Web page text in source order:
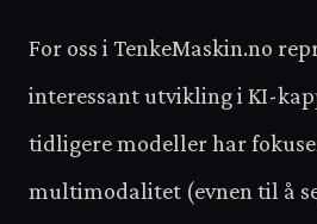
For oss i TenkeMaskin.no
interessant utvikling i KI-
tidligere modeller har
multimodalitet (evnen til å